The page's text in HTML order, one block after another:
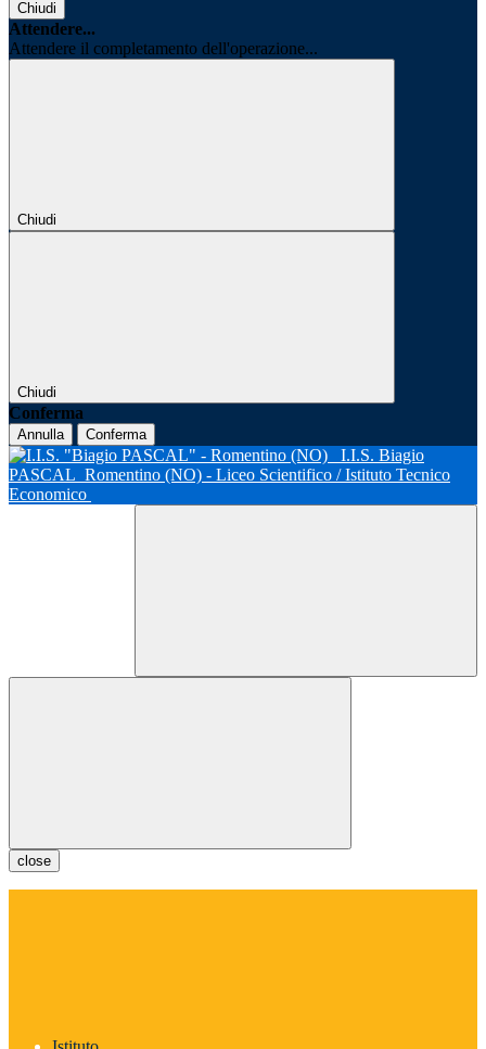
Chiudi
Attendere...
Attendere il completamento dell'operazione...
Chiudi
Chiudi
Conferma
Annulla Conferma
I.I.S. Biagio
PASCAL Romentino (NO) - Liceo Scientifico / Istituto Tecnico
Economico
close